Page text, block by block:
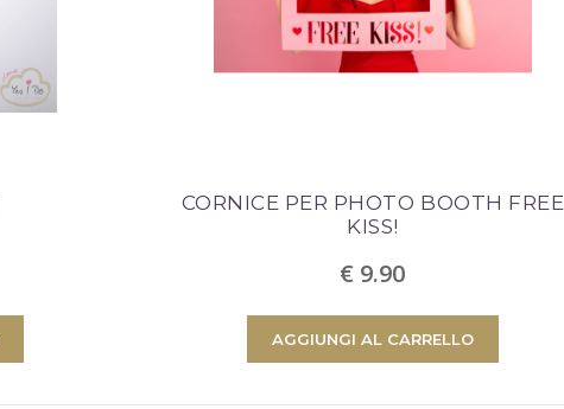
CORNICE PER PHOTO BOOTH FREE
KISS!
€ 9.90
AGGIUNGI AL CARRELLO